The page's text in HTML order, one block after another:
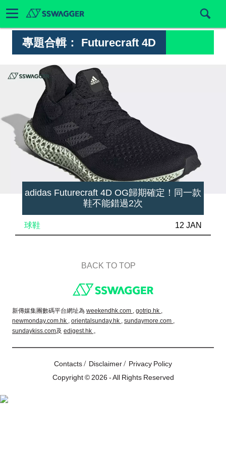
專題合輯： Futurecraft 4D
adidas Futurecraft 4D OG歸期確定！同一款
鞋不能錯過2次
球鞋 12 JAN
BACK TO TOP
新傳媒集團數碼平台網址為 weekendhk.com , gotrip.hk ,
newmonday.com.hk , orientalsunday.hk , sundaymore.com ,
sundaykiss.com及 edigest.hk 。
Contacts/ Disclaimer/ Privacy Policy
Copyright © 2026 - All Rights Reserved